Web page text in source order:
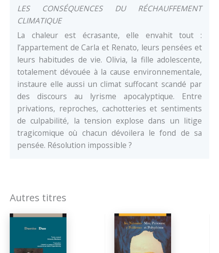
LES CONSÉQUENCES DU RÉCHAUFFEMENT
CLIMATIQUE
La chaleur est écrasante, elle envahit tout :
l’appartement de Carla et Renato, leurs pensées et
leurs habitudes de vie. Olivia, la fille adolescente,
totalement dévouée à la cause environnementale,
instaure elle aussi un climat suffocant scandé par
des discours au lyrisme apocalyptique. Entre
privations, reproches, cachotteries et sentiments
de culpabilité, la tension explose dans un litige
tragicomique où chacun dévoilera le fond de sa
pensée. Résolution impossible ?
Autres titres